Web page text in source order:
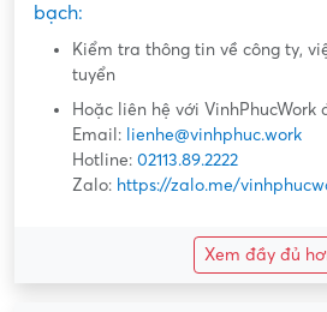
bạch:
Kiểm tra thông tin về công ty,
tuyển
Hoặc liên hệ với VinhPhucWork
Email: lienhe@vinhphuc.work
Hotline: 02113.89.2222
Zalo: https://zalo.me/
Xem đầy đủ